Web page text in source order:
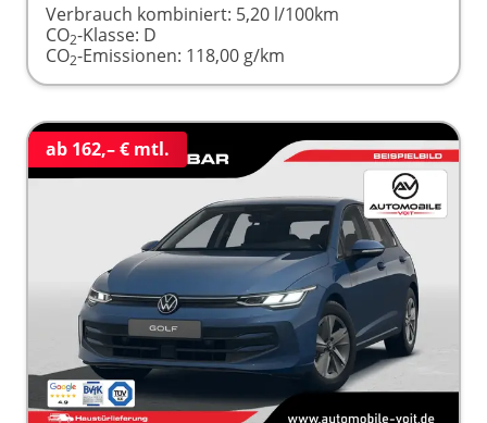
Verbrauch kombiniert: 5,20 l/100km
CO2-Klasse: D
CO2-Emissionen: 118,00 g/km
ab 162,– € mtl.